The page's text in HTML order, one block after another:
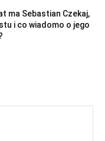
ma Sebastian Czekaj,
i co wiadomo o jego